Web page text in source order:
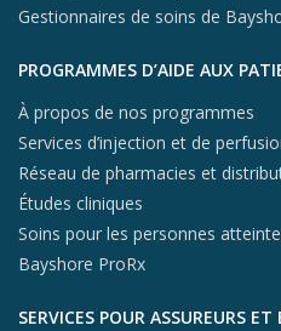
Gestionnaires de soins de
PROGRAMMES D’AIDE AUX
À propos de nos programmes
Services d’injection et de
Réseau de pharmacies et
Études cliniques
Soins pour les personnes
Bayshore ProRx
SERVICES POUR ASSUREURS ET